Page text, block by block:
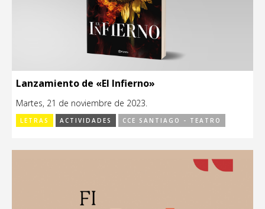
Lanzamiento de «El Infierno»
Martes, 21 de noviembre de 2023.
LETRAS ACTIVIDADES CCE SANTIAGO - TEATRO